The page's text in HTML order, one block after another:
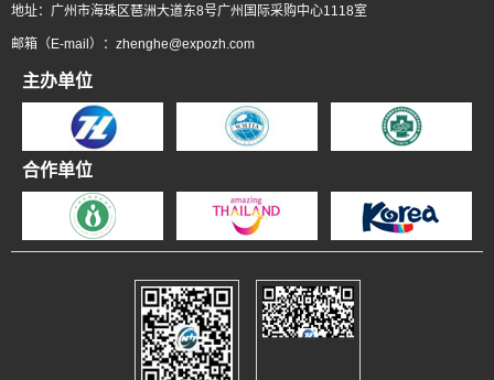
地址：广州市海珠区琶洲大道东8号广州国际采购中心1118室
邮箱（E-mail）：zhenghe@expozh.com
主办单位
合作单位